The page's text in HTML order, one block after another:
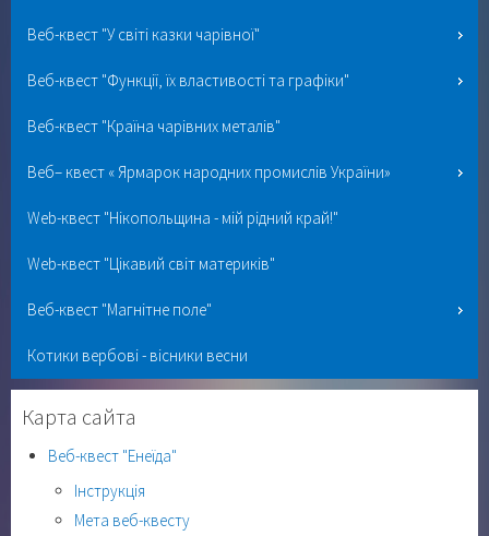
Веб-квест "У світі казки чарівної"
Веб-квест "Функції, їх властивості та графіки"
Веб-квест "Країна чарівних металів"
Веб– квест « Ярмарок народних промислів України»
Web-квест "Нікопольщина - мій рідний край!"
Web-квест "Цікавий світ материків"
Веб-квест "Магнітне поле"
Котики вербові - вісники весни
Карта сайта
Веб-квест "Енеїда"
Інструкція
Мета веб-квесту